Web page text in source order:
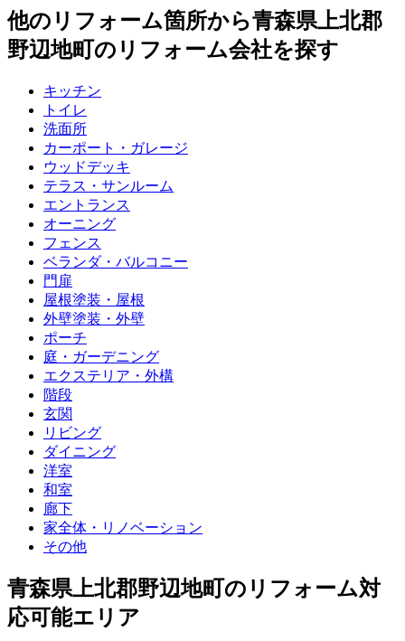
他のリフォーム箇所から青森県上北郡
野辺地町のリフォーム会社を探す
キッチン
トイレ
洗面所
カーポート・ガレージ
ウッドデッキ
テラス・サンルーム
エントランス
オーニング
フェンス
ベランダ・バルコニー
門扉
屋根塗装・屋根
外壁塗装・外壁
ポーチ
庭・ガーデニング
エクステリア・外構
階段
玄関
リビング
ダイニング
洋室
和室
廊下
家全体・リノベーション
その他
青森県上北郡野辺地町 のリフォーム対
応可能エリア